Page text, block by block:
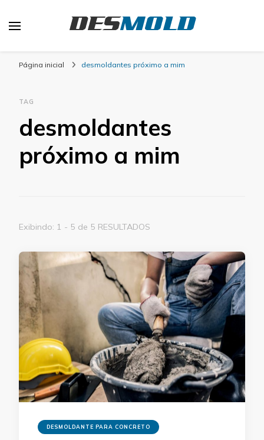
Página inicial desmoldantes próximo a mim
TAG
desmoldantes
próximo a mim
Exibindo: 1 - 5 de 5 RESULTADOS
DESMOLDANTE PARA CONCRETO